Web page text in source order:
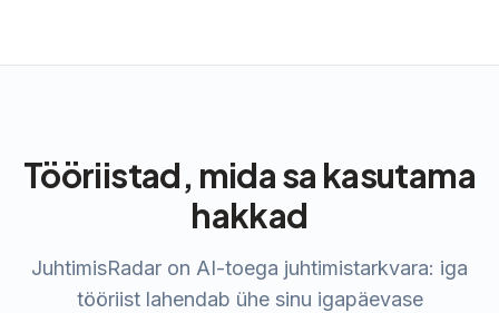
Tööriistad, mida sa kasutama
hakkad
JuhtimisRadar on AI-toega juhtimistarkvara: iga
tööriist lahendab ühe sinu igapäevase